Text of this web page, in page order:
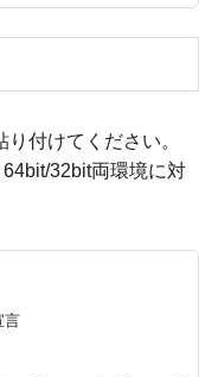
付けてください。
32bit両環境に対